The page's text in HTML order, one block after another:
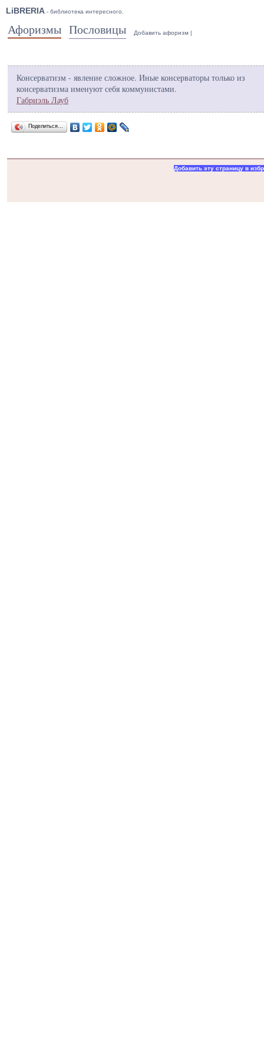
LiBRERIA - библиотека интересного.
Афоризмы Пословицы Добавить афоризм |
Консерватизм - явление сложное. Иные консерваторы только из
консерватизма именуют себя коммунистами.
Габриэль Лауб
Поделиться…
Добавить эту страницу в